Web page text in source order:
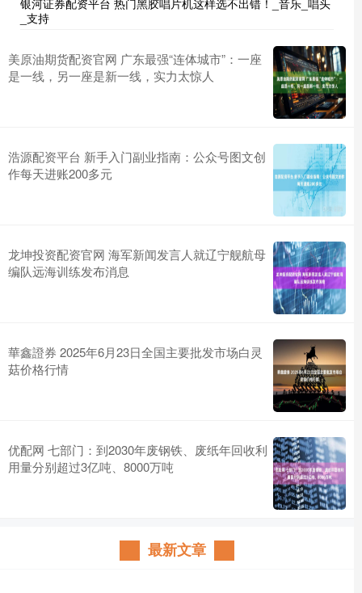
银河证券配资平台 热门黑胶唱片机这样选不出错！_音乐_唱头
_支持
美原油期货配资官网 广东最强“连体城市”：一座
是一线，另一座是新一线，实力太惊人
浩源配资平台 新手入门副业指南：公众号图文创
作每天进账200多元
龙坤投资配资官网 海军新闻发言人就辽宁舰航母
编队远海训练发布消息
華鑫證券 2025年6月23日全国主要批发市场白灵
菇价格行情
优配网 七部门：到2030年废钢铁、废纸年回收利
用量分别超过3亿吨、8000万吨
最新文章